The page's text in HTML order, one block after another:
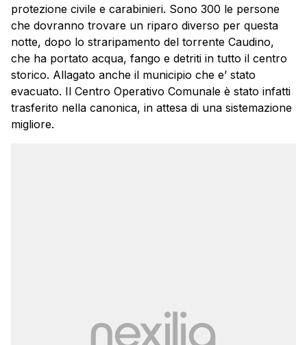
protezione civile e carabinieri. Sono 300 le persone
che dovranno trovare un riparo diverso per questa
notte, dopo lo straripamento del torrente Caudino,
che ha portato acqua, fango e detriti in tutto il centro
storico. Allagato anche il municipio che e’ stato
evacuato. Il Centro Operativo Comunale è stato infatti
trasferito nella canonica, in attesa di una sistemazione
migliore.